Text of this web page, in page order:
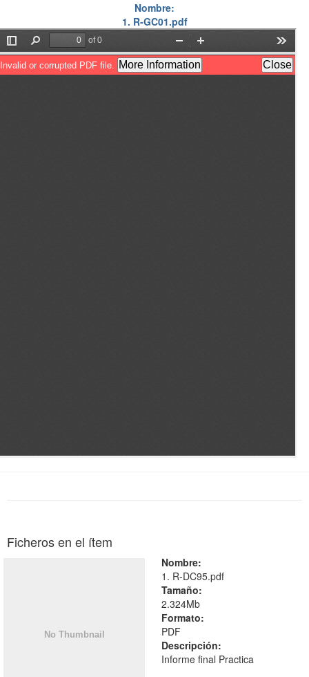
Nombre:
1. R-GC01.pdf
Ficheros en el ítem
Nombre:
1. R-DC95.pdf
Tamaño:
2.324Mb
Formato:
PDF
Descripción:
Informe final Practica